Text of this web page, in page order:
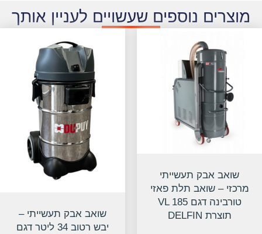
מוצרים נוספים שעשויים לעניין אותך
שואב אבק תעשייתי
מרכזי – שואב תלת פאזי
טורבינה דגם VL 185
תוצרת DELFIN
שואב אבק תעשייתי –
יבש רטוב 34 ליטר דגם